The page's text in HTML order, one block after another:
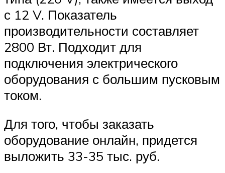
с 12 V. Показатель
производительности составляет
2800 Вт. Подходит для
подключения электрического
оборудования с большим пусковым
током.
Для того, чтобы заказать
оборудование онлайн, придется
выложить 33-35 тыс. руб.